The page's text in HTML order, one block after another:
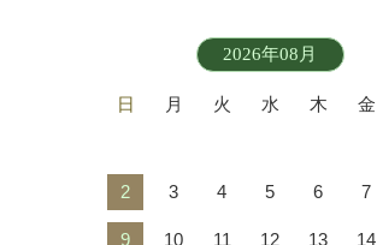
2026年08月
日 月 火 水 木 金
2 3 4 5 6 7
9 10 11 12 13 14